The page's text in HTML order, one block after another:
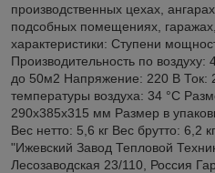
производственных цехах,
подсобных помещениях,
характеристики: Ступени
Производительность по
до 50м2 Напряжение: 220 В Ток:
температуры воздуха: 34 °C
290x385x315 мм Размер в
Вес нетто: 5,6 кг Вес брутто: 6,2
"Ижевский Завод Тепловой
Лесозаводская 23/110, Россия